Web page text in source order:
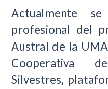
Actualmente
profesional del
Austral de la
Cooperativa
Silvestres,